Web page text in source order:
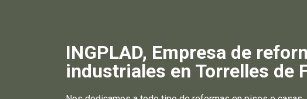
INGPLAD, Empresa de
industriales en Torrelles de